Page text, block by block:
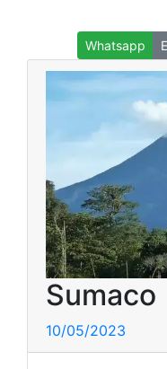
Whatsapp
Sumaco
10/05/2023